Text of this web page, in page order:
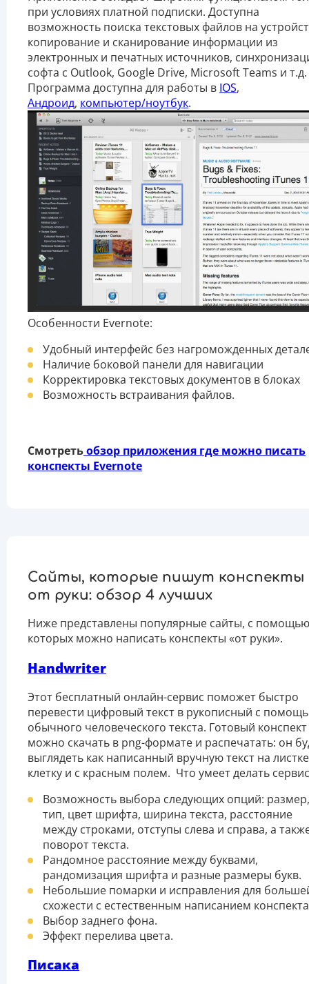
при условиях платной подписки. Доступна
возможность поиска текстовых файлов на
копирование и сканирование информации из
электронных и печатных источников,
софта с Outlook, Google Drive, Microsoft Teams и т.д.
Программа доступна для работы в IOS,
Андроид, компьютер/ноутбук.
Особенности Evernote:
Удобный интерфейс без нагроможденных
Наличие боковой панели для навигации
Корректировка текстовых документов в блоках
Возможность встраивания файлов.
Смотретьобзор приложения где можно писать
конспекты Evernote
Сайты, которые пишут конспекты
от руки: обзор 4 лучших
Ниже представлены популярные сайты, с помощью
которых можно написать конспекты «от руки».
Handwriter
Этот бесплатный онлайн-сервис поможет быстро
перевести цифровый текст в рукописный с
обычного человеческого текста. Готовый конспект
можно скачать в png-формате и распечатать: он
выглядеть как написанный вручную текст на
клетку и с красным полем. Что умеет делать
Возможность выбора следующих опций: размер,
тип, цвет шрифта, ширина текста, расстояние
между строками, отступы слева и справа, а
поворот текста.
Рандомное расстояние между буквами,
рандомизация шрифта и разные размеры букв.
Небольшие помарки и исправления для
схожести с естественным написанием
Выбор заднего фона.
Эффект перелива цвета.
Писака